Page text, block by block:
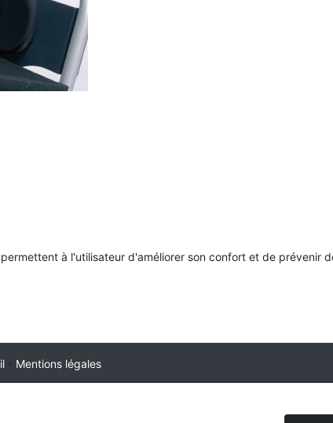
à l'utilisateur d'améliorer son confort et de prévenir
Mentions légales